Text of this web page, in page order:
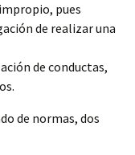
pues
de realizar una
de conductas,
de normas, dos